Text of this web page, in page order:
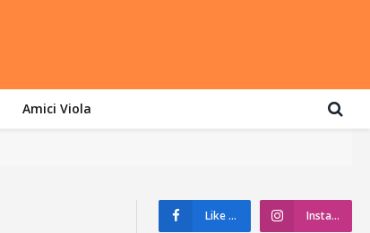
Amici Viola
Like su Facebook Instagram